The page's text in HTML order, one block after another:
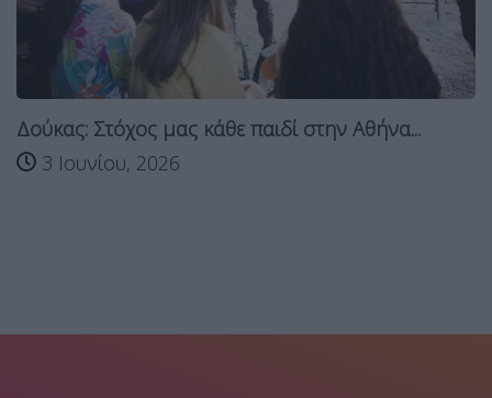
Δούκας: Στόχος μας κάθε παιδί στην Αθήνα...
3 Ιουνίου, 2026